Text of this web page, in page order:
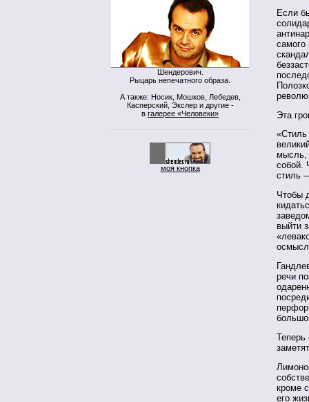
Шендерович.
Рыцарь непечатного образа.
А также: Носик, Мошков, Лебедев,
Касперский, Экслер и другие -
в галерее «Человеки»
моя кнопка
Если
Эта
мысль,
собой.
стиль
Чтобы
выйти
речи
Теперь
кроме
его